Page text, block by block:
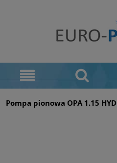
Pompa pionowa OPA 1.15